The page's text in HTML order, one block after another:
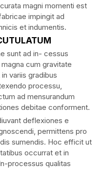
magni momenti est
impingit ad
et indumentis.
sunt ad in- cessus
cum gravitate
variis gradibus
processu,
ad mensurandum
debitae conforment.
deflexiones e
permittens pro
sumendis. Hoc efficit ut
occurrat et in
processus qualitas